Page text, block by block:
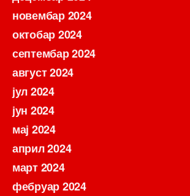
новембар 2024
октобар 2024
септембар 2024
август 2024
јул 2024
јун 2024
мај 2024
април 2024
март 2024
фебруар 2024